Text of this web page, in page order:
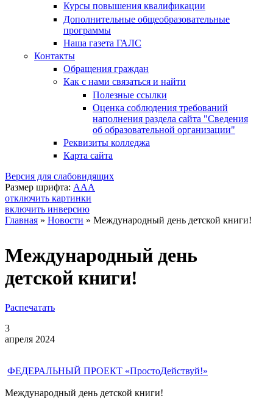
Курсы повышения квалификации
Дополнительные общеобразовательные
программы
Наша газета ГАЛС
Контакты
Обращения граждан
Как с нами связаться и найти
Полезные ссылки
Оценка соблюдения требований
наполнения раздела сайта "Сведения
об образовательной организации"
Реквизиты колледжа
Карта сайта
Версия для слабовидящих
Размер шрифта: AAA
отключить картинки
включить инверсию
Главная » Новости » Международный день детской книги!
Международный день
детской книги!
Распечатать
3
апреля 2024
ФЕДЕРАЛЬНЫЙ ПРОЕКТ «ПростоДействуй!»
Международный день детской книги!